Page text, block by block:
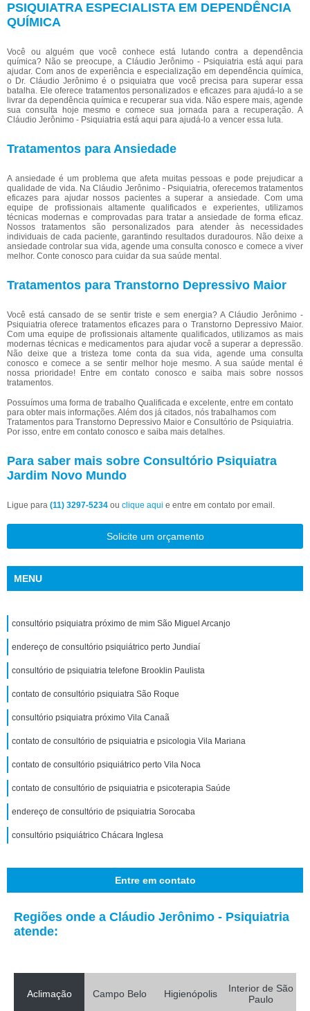
PSIQUIATRA ESPECIALISTA EM DEPENDÊNCIA
QUÍMICA
Você ou alguém que você conhece está lutando contra a dependência
química? Não se preocupe, a Cláudio Jerônimo - Psiquiatria está aqui para
ajudar. Com anos de experiência e especialização em dependência química,
o Dr. Cláudio Jerônimo é o psiquiatra que você precisa para superar essa
batalha. Ele oferece tratamentos personalizados e eficazes para ajudá-lo a se
livrar da dependência química e recuperar sua vida. Não espere mais, agende
sua consulta hoje mesmo e comece sua jornada para a recuperação. A
Cláudio Jerônimo - Psiquiatria está aqui para ajudá-lo a vencer essa luta.
Tratamentos para Ansiedade
A ansiedade é um problema que afeta muitas pessoas e pode prejudicar a
qualidade de vida. Na Cláudio Jerônimo - Psiquiatria, oferecemos tratamentos
eficazes para ajudar nossos pacientes a superar a ansiedade. Com uma
equipe de profissionais altamente qualificados e experientes, utilizamos
técnicas modernas e comprovadas para tratar a ansiedade de forma eficaz.
Nossos tratamentos são personalizados para atender às necessidades
individuais de cada paciente, garantindo resultados duradouros. Não deixe a
ansiedade controlar sua vida, agende uma consulta conosco e comece a viver
melhor. Conte conosco para cuidar da sua saúde mental.
Tratamentos para Transtorno Depressivo Maior
Você está cansado de se sentir triste e sem energia? A Cláudio Jerônimo -
Psiquiatria oferece tratamentos eficazes para o Transtorno Depressivo Maior.
Com uma equipe de profissionais altamente qualificados, utilizamos as mais
modernas técnicas e medicamentos para ajudar você a superar a depressão.
Não deixe que a tristeza tome conta da sua vida, agende uma consulta
conosco e comece a se sentir melhor hoje mesmo. A sua saúde mental é
nossa prioridade! Entre em contato conosco e saiba mais sobre nossos
tratamentos.
Possuímos uma forma de trabalho Qualificada e excelente, entre em contato
para obter mais informações. Além dos já citados, nós trabalhamos com
Tratamentos para Transtorno Depressivo Maior e Consultório de Psiquiatria.
Por isso, entre em contato conosco e saiba mais detalhes.
Para saber mais sobre Consultório Psiquiatra
Jardim Novo Mundo
Ligue para (11) 3297-5234 ou clique aqui e entre em contato por email.
Solicite um orçamento
MENU
consultório psiquiatra próximo de mim São Miguel Arcanjo
endereço de consultório psiquiátrico perto Jundiaí
consultório de psiquiatria telefone Brooklin Paulista
contato de consultório psiquiatra São Roque
consultório psiquiatra próximo Vila Canaã
contato de consultório de psiquiatria e psicologia Vila Mariana
contato de consultório psiquiátrico perto Vila Noca
contato de consultório de psiquiatria e psicoterapia Saúde
endereço de consultório de psiquiatria Sorocaba
consultório psiquiátrico Chácara Inglesa
Entre em contato
Regiões onde a Cláudio Jerônimo - Psiquiatria
atende:
Aclimação Campo Belo Higienópolis
Interior de São
Paulo